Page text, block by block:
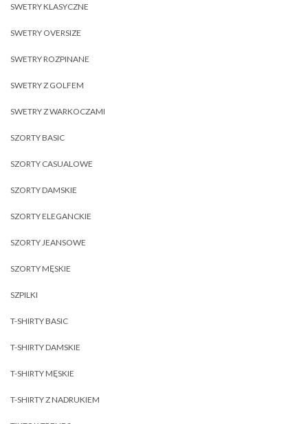
SWETRY KLASYCZNE
SWETRY OVERSIZE
SWETRY ROZPINANE
SWETRY Z GOLFEM
SWETRY Z WARKOCZAMI
SZORTY BASIC
SZORTY CASUALOWE
SZORTY DAMSKIE
SZORTY ELEGANCKIE
SZORTY JEANSOWE
SZORTY MĘSKIE
SZPILKI
T-SHIRTY BASIC
T-SHIRTY DAMSKIE
T-SHIRTY MĘSKIE
T-SHIRTY Z NADRUKIEM